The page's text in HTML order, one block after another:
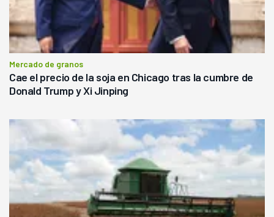
Mercado de granos
Cae el precio de la soja en Chicago tras la cumbre de
Donald Trump y Xi Jinping